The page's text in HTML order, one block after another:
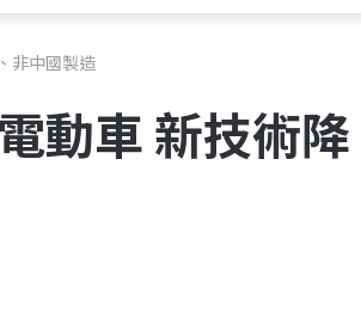
非中國製造
動車 新技術降